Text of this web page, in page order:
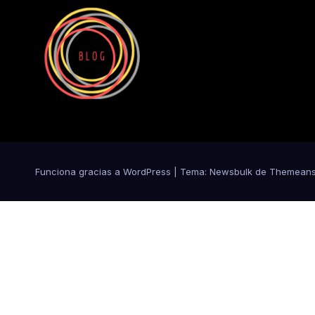
Funciona gracias a WordPress Tema: Newsbulk de